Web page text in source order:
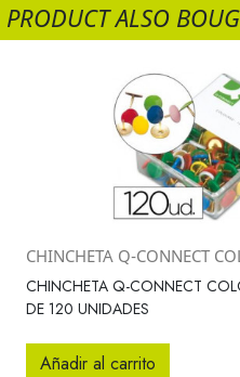
PRODUCT ALSO
Vista
CHINCHETA Q-CONNECT
CHINCHETA Q-CONNECT
DE 120 UNIDADES
Añadir al carrito